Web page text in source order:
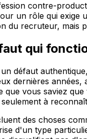
contre-
un rôle qui exige
du recruteur, mais
qui
défaut
dernières
que vous saviez
à
des choses
d'un type